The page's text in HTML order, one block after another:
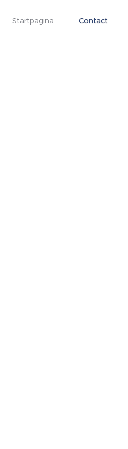
Startpagina Contact